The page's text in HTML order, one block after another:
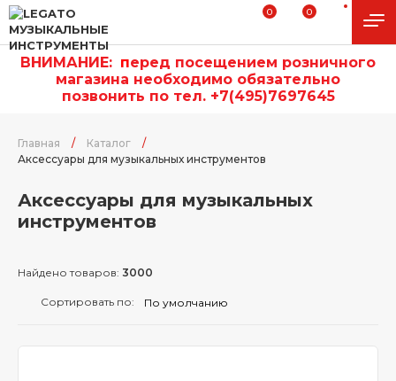
0 0
ВНИМАНИЕ: перед посещением розничного
магазина необходимо обязательно
позвонить по тел. +7(495)7697645
Главная / Каталог
/
Аксессуары для музыкальных инструментов
Аксессуары для музыкальных
инструментов
Найдено товаров: 3000
Сортировать по: